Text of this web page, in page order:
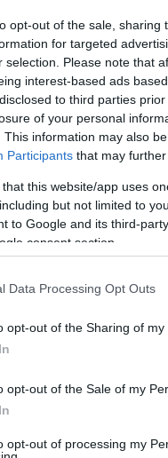
opt-out of the sale,
for targeted
selection. Please note that
interest-based ads
to third parties
of your personal
This information may also
Participants that may
that this website/app uses
but not limited to
to Google and its third-
consent section.
Data Processing Opt Outs
opt-out of the Sharing of my
opt-out of the Sale of my
opt-out of processing my
olyan 50-100 fős
július végén,
közül
A nyertes
minifesztiválok
lagzi, esküvői
tófesztivál is.